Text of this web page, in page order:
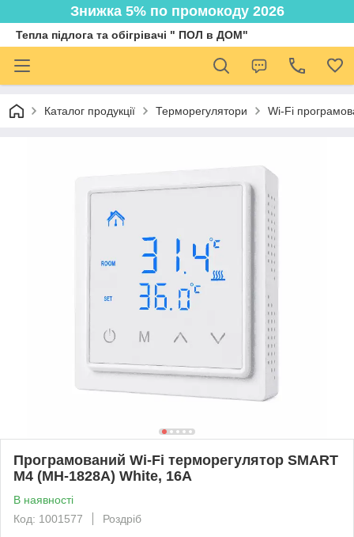
Знижка 5% по промокоду 2026
Тепла підлога та обігрівачі " ПОЛ в ДОМ"
Каталог продукції Терморегулятори Wi-Fi
Програмований Wi-Fi терморегулятор SMART
M4 (MH-1828A) White, 16А
В наявності
Код: 1001577
Роздріб